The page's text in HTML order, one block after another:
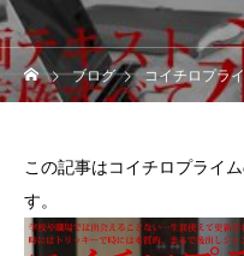
ブログ コイチロプラ
この記事はコイチロプライ
す。